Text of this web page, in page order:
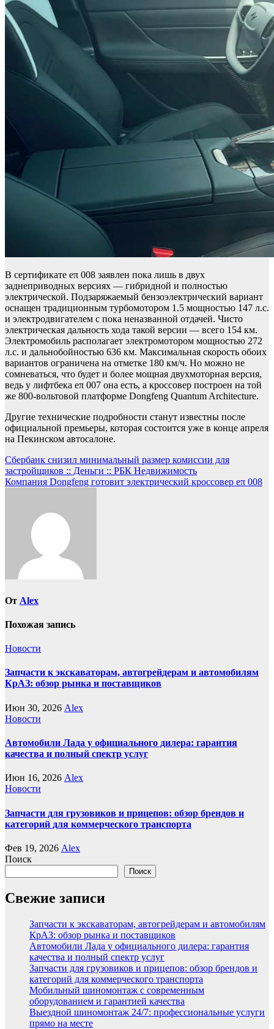
В сертификате eπ 008 заявлен пока лишь в двух
заднеприводных версиях — гибридной и полностью
электрической. Подзаряжаемый бензоэлектрический вариант
оснащен традиционным турбомотором 1.5 мощностью 147 л.с.
и электродвигателем с пока неназванной отдачей. Чисто
электрическая дальность хода такой версии — всего 154 км.
Электромобиль располагает электромотором мощностью 272
л.с. и дальнобойностью 636 км. Максимальная скорость обоих
вариантов ограничена на отметке 180 км/ч. Но можно не
сомневаться, что будет и более мощная двухмоторная версия,
ведь у лифтбека eπ 007 она есть, а кроссовер построен на той
же 800-вольтовой платформе Dongfeng Quantum Architecture.
Другие технические подробности станут известны после
официальной премьеры, которая состоится уже в конце апреля
на Пекинском автосалоне.
Навигация
по
Сбербанк снизил минимальный размер комиссии для
застройщиков :: Деньги :: РБК Недвижимость
Компания Dongfeng готовит электрический кроссовер eπ 008
От Alex
Похожая запись
Новости
Запчасти к экскаваторам, автогрейдерам и автомобилям
КрАЗ: обзор рынка и поставщиков
Июн 30, 2026 Alex
Новости
Автомобили Лада у официального дилера: гарантия
качества и полный спектр услуг
Июн 16, 2026 Alex
Новости
Запчасти для грузовиков и прицепов: обзор брендов и
категорий для коммерческого транспорта
Фев 19, 2026 Alex
Поиск
Поиск
Свежие записи
Запчасти к экскаваторам, автогрейдерам и автомобилям
КрАЗ: обзор рынка и поставщиков
Автомобили Лада у официального дилера: гарантия
качества и полный спектр услуг
Запчасти для грузовиков и прицепов: обзор брендов и
категорий для коммерческого транспорта
Мобильный шиномонтаж с современным
оборудованием и гарантией качества
Выездной шиномонтаж 24/7: профессиональные услуги
прямо на месте